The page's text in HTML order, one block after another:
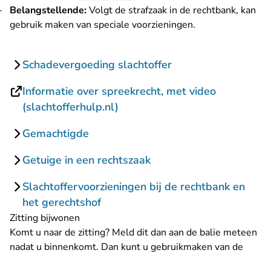
Belangstellende:Volgt de strafzaak in de rechtbank, kan
gebruik maken van speciale voorzieningen.
Schadevergoeding slachtoffer
Informatie over spreekrecht, met video
(slachtofferhulp.nl)
Gemachtigde
Getuige in een rechtszaak
Slachtoffervoorzieningen bij de rechtbank en
het gerechtshof
Zitting bijwonen
Komt u naar de zitting? Meld dit dan aan de balie meteen
nadat u binnenkomt. Dan kunt u gebruikmaken van de